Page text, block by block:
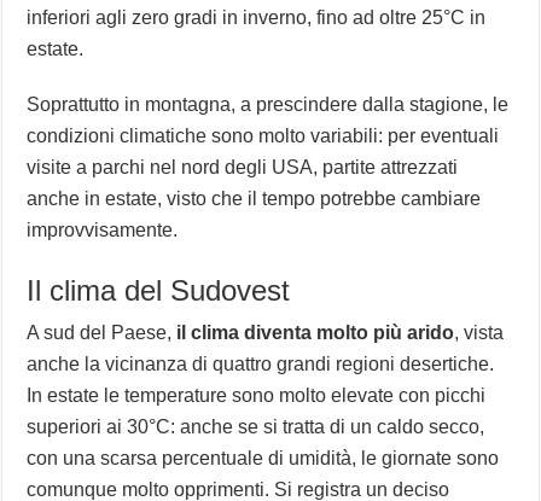
inferiori agli zero gradi in inverno, fino ad oltre 25°C in
estate.
Soprattutto in montagna, a prescindere dalla stagione, le
condizioni climatiche sono molto variabili: per eventuali
visite a parchi nel nord degli USA, partite attrezzati
anche in estate, visto che il tempo potrebbe cambiare
improvvisamente.
Il clima del Sudovest
A sud del Paese, il clima diventa molto più arido, vista
anche la vicinanza di quattro grandi regioni desertiche.
In estate le temperature sono molto elevate con picchi
superiori ai 30°C: anche se si tratta di un caldo secco,
con una scarsa percentuale di umidità, le giornate sono
comunque molto opprimenti. Si registra un deciso